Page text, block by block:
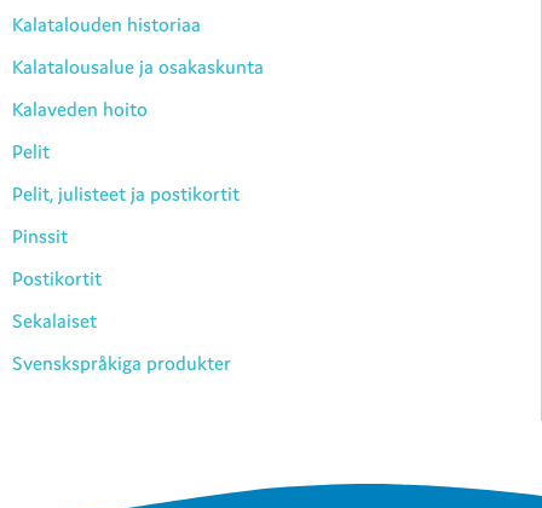
Kalatalouden historiaa
Kalatalousalue ja osakaskunta
Kalaveden hoito
Pelit
Pelit, julisteet ja postikortit
Pinssit
Postikortit
Sekalaiset
Svenskspråkiga produkter